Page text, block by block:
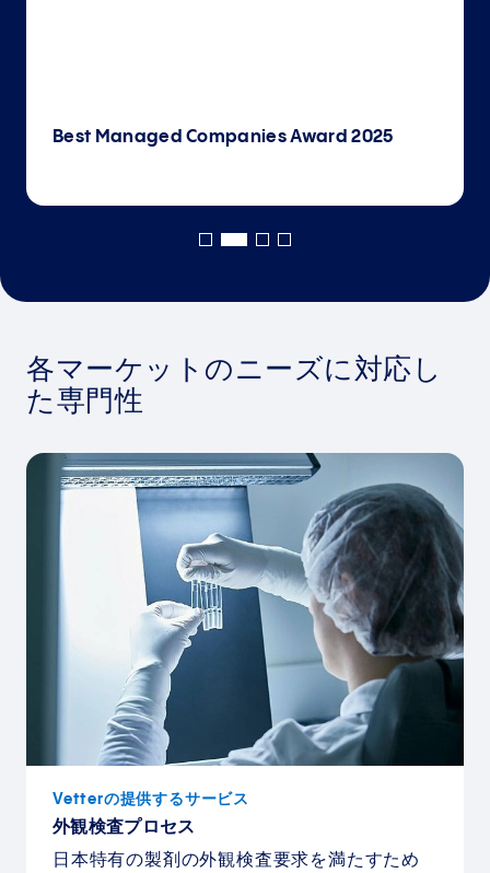
Ecovadis Gold Ranking 2024
各マーケットのニーズに対応し
た専門性
Vetterの提供するサービス
外観検査プロセス
日本特有の製剤の外観検査要求を満たすため